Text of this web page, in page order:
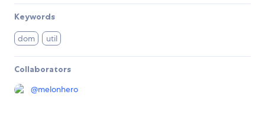
Keywords
dom util
Collaborators
@melonhero